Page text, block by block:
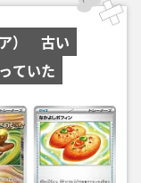
4,500
ADV3
ミモザ SV1V
4,100
ADV1
￥4,100
ウツギ博士のレクチャ
ー SM8 102/095 SR
）
古い
ていた